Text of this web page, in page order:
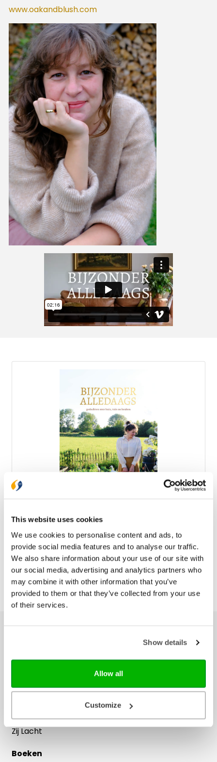
This website uses cookies
We use cookies to personalise content and ads, to
provide social media features and to analyse our traffic.
We also share information about your use of our site with
our social media, advertising and analytics partners who
may combine it with other information that you’ve
provided to them or that they’ve collected from your use
of their services.
Show details
Allow all
Customize
www.oakandblush.com
€ 24,99
Ons hele assortiment
Bijbels
Het Boek
Herziene Statenvertaling
Nieuwe Bijbelvertaling 2021
Willibrordvertaling
Zij Lacht
Boeken